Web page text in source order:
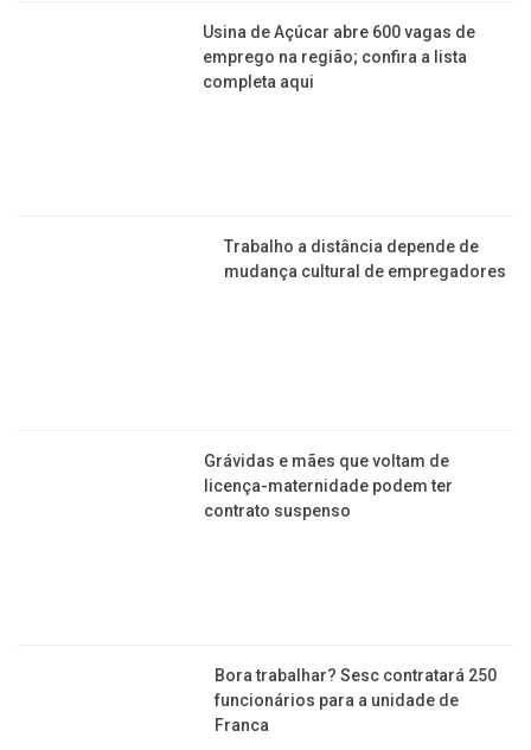
Usina de Açúcar abre 600 vagas de
emprego na região; confira a lista
completa aqui
Trabalho a distância depende de
mudança cultural de empregadores
Grávidas e mães que voltam de
licença-maternidade podem ter
contrato suspenso
Bora trabalhar? Sesc contratará 250
funcionários para a unidade de
Franca